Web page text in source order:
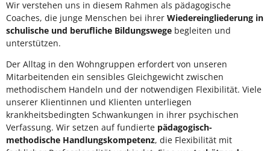
Wir verstehen uns in diesem Rahmen als pädagogische
Coaches, die junge Menschen bei ihrer Wiedereingliederung in
schulische und berufliche Bildungswege begleiten und
unterstützen.
Der Alltag in den Wohngruppen erfordert von unseren
Mitarbeitenden ein sensibles Gleichgewicht zwischen
methodischem Handeln und der notwendigen Flexibilität. Viele
unserer Klientinnen und Klienten unterliegen
krankheitsbedingten Schwankungen in ihrer psychischen
Verfassung. Wir setzen auf fundierte pädagogisch-
methodische Handlungskompetenz, die Flexibilität mit